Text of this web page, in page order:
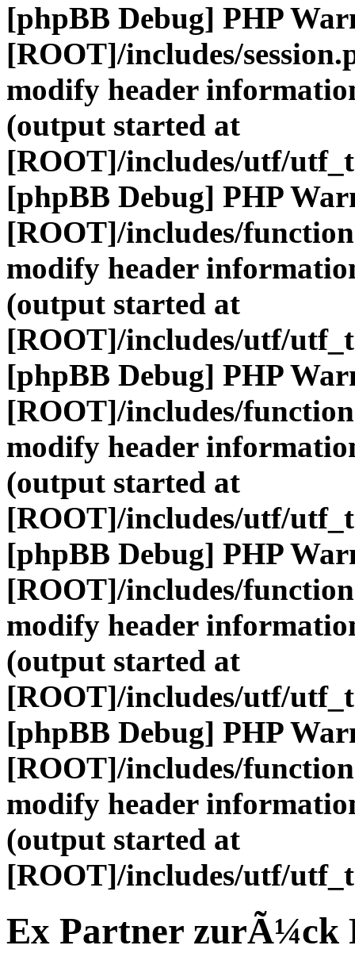
[phpBB Debug] PHP
[ROOT]/includes/
modify header
(output started at
[ROOT]/includes/utf/
[phpBB Debug] PHP
[ROOT]/includes/
modify header
(output started at
[ROOT]/includes/utf/
[phpBB Debug] PHP
[ROOT]/includes/
modify header
(output started at
[ROOT]/includes/utf/
[phpBB Debug] PHP
[ROOT]/includes/
modify header
(output started at
[ROOT]/includes/utf/
[phpBB Debug] PHP
[ROOT]/includes/
modify header
(output started at
[ROOT]/includes/utf/
Ex Partner zurÃ¼ck